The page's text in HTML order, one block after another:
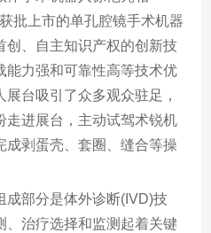
批上市的单孔腔镜手术机器
创、自主知识产权的创新技
能力强和可靠性高等技术优
台吸引了众多观众驻足，
走进展台，主动试驾术锐机
成剥蛋壳、套圈、缝合等操
成部分是体外诊断(IVD)技
、治疗选择和监测起着关键